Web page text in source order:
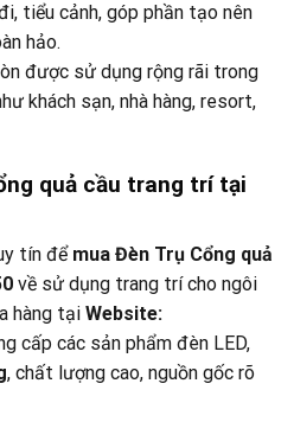
tiểu cảnh, góp phần tạo nên
hảo.
được sử dụng rộng rãi trong
khách sạn, nhà hàng, resort,
quả cầu trang trí tại
tín để mua Đèn Trụ Cổng quả
về sử dụng trang trí cho ngôi
hàng tại Website:
cấp các sản phẩm đèn LED,
, chất lượng cao, nguồn gốc rõ